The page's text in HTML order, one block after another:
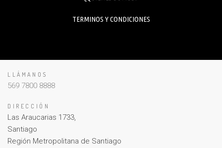
TERMINOS Y CONDICIONES
LLÁMANOS
569 7800 8888
DIRECCIÓN
Las Araucarias 1733,
Santiago
Región Metropolitana de Santiago